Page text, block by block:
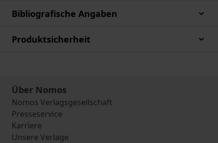
Bibliografische Angaben
Produktsicherheit
Über Nomos
Nomos Verlagsgesellschaft
Presseservice
Karriere
Unsere Verlage